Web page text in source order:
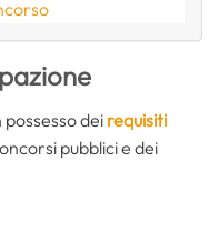
dei requisiti
pubblici e dei